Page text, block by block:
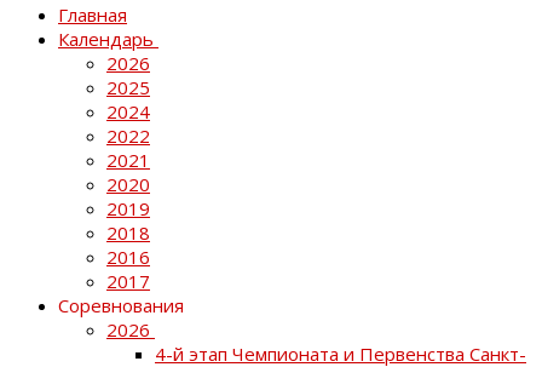
Главная
Календарь
2026
2025
2024
2022
2021
2020
2019
2018
2016
2017
Соревнования
2026
4-й этап Чемпионата и Первенства Санкт-